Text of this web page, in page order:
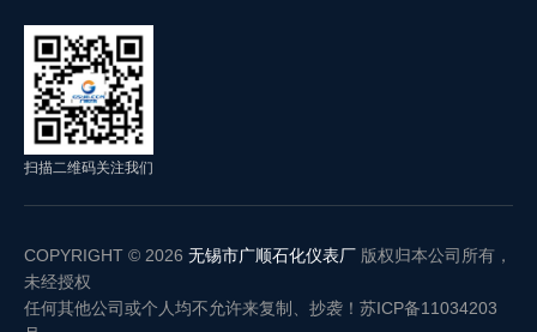
扫描二维码关注我们
COPYRIGHT © 2026 无锡市广顺石化仪表厂 版权归本公司所有，
未经授权
任何其他公司或个人均不允许来复制、抄袭！ 苏ICP备11034203